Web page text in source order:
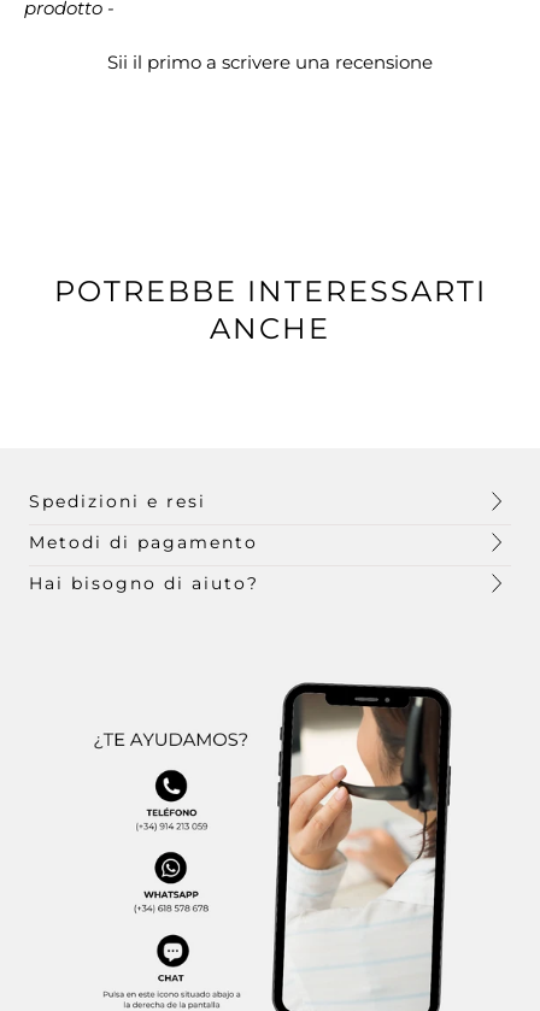
prodotto -
Sii il primo a scrivere una recensione
POTREBBE INTERESSARTI
ANCHE
Spedizioni e resi
Metodi di pagamento
Hai bisogno di aiuto?